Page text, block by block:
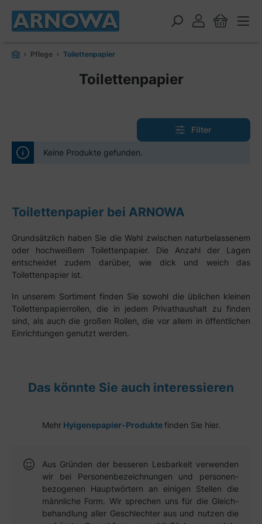
springen
Pflege Toilettenpapier
Toilettenpapier
Filter
Keine Produkte gefunden.
Toilettenpapier bei ARNOWA
Grundsätzlich haben Sie die Wahl zwischen naturbelassenem
oder hochweißem Toilettenpapier. Die Anzahl der Lagen
entscheidet zudem darüber, wie dick und weich das
Toilettenpapier ist.
In unserem Sortiment finden Sie sowohl die üblichen kleinen
Toilettenpapierrollen, die in jedem Privathaushalt zu finden
sind, als auch die großen Rollen, die vor allem in öffentlichen
Einrichtungen genutzt werden.
Das könnte Sie auch interessieren
Mehr Hyigenepapier-Produkte finden Sie hier.
Aus Gründen der besseren Lesbar­keit verwen­den
wir bei Personen­bezeich­nungen und personen­
bezogenen Haupt­wörtern an einigen Stellen die
männ­liche Form. Wir sprechen uns für die Gleich­
behandlung aller Geschlechter aus und nutzen die